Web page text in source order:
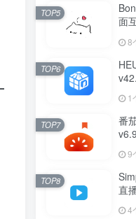
面
8
TOP5
1
TOP6
番
9
TOP7
直
4
TOP8